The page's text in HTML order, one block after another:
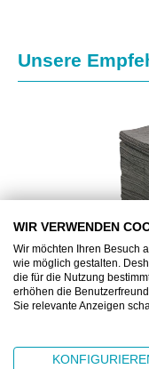
Produktgalerie
Unsere
PIG®
- HEAVY WEIGHT
WIR VERWENDEN
Wir möchten Ihren Besuch
wie möglich gestalten.
die für die Nutzung
erhöhen die
Sie relevante Anzeigen